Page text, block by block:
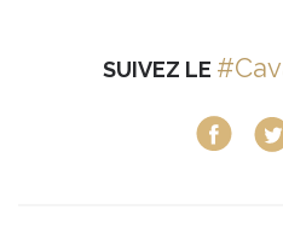
SUIVEZ LE